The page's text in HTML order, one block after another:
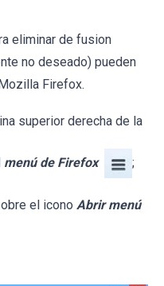
eliminar de fusion
no deseado) pueden
Firefox.
superior derecha de la
menú de Firefox ;
el icono Abrir menú